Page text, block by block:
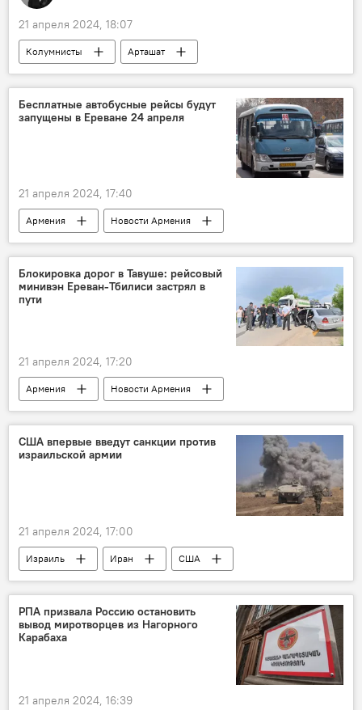
21 апреля 2024, 18:07
Колумнисты
Арташат
оперный театр
Культура
Общество
Бесплатные автобусные рейсы будут
запущены в Ереване 24 апреля
21 апреля 2024, 17:40
Армения
Новости Армения
Общество
Ереван
24 апреля
Блокировка дорог в Тавуше: рейсовый
минивэн Ереван-Тбилиси застрял в
пути
21 апреля 2024, 17:20
Армения
Новости Армения
Общество
блокировка
дорога
Тавуш
Ереван Тбилиси
США впервые введут санкции против
израильской армии
21 апреля 2024, 17:00
Израиль Иран США
РПА призвала Россию остановить
вывод миротворцев из Нагорного
Карабаха
21 апреля 2024, 16:39